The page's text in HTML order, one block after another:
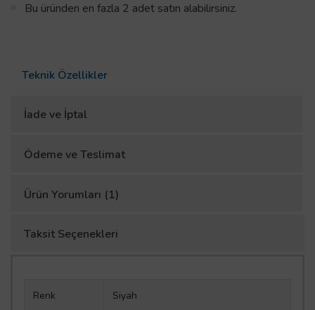
Bu üründen en fazla 2 adet satın alabilirsiniz.
Teknik Özellikler
İade ve İptal
Ödeme ve Teslimat
Ürün Yorumları (1)
Taksit Seçenekleri
Renk Siyah